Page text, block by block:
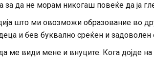
да не морам никогаш повеќе да ја
што ми овозможи образование во
и бев буквално среќен и задоволен
ме види мене и внуците. Кога дојде